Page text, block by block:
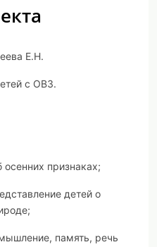
Е.Н.
с ОВЗ.
осенних признаках;
детей о
память, речь